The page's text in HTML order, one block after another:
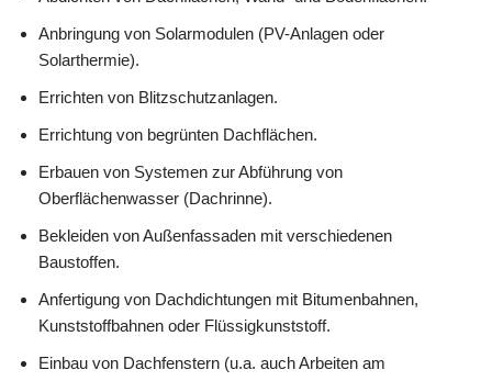
Anbringung von Solarmodulen (PV-Anlagen oder
Solarthermie).
Errichten von Blitzschutzanlagen.
Errichtung von begrünten Dachflächen.
Erbauen von Systemen zur Abführung von
Oberflächenwasser (Dachrinne).
Bekleiden von Außenfassaden mit verschiedenen
Baustoffen.
Anfertigung von Dachdichtungen mit Bitumenbahnen,
Kunststoffbahnen oder Flüssigkunststoff.
Einbau von Dachfenstern (u.a. auch Arbeiten am